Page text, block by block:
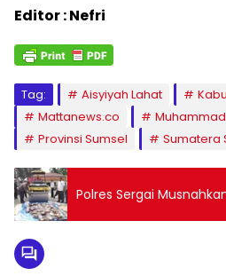
Editor : Nefri
Tag: Aisyiyah Lahat
Mattanews.co
Provinsi Sumsel
Sumatera
Polres Sergai